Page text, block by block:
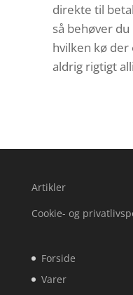
direkte til
så behøver
hvilken kø
aldrig rigtigt
Artikler
Cookie- og
Forside
Varer